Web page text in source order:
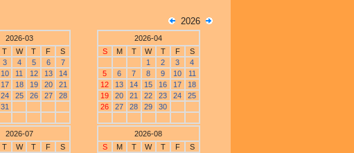
2026
2026-03
T W T F
S
3 4 5 6
7
10 11 12 13
14
17 18 19 20
21
24 25 26 27
28
31
2026-04
S
M T W T F
S
1
2 3
4
5
6 7 8 9 10
11
12
13 14 15 16 17
18
19
20 21 22 23 24
25
26
27 28 29 30
2026-07
T W T F
S
2026-08
S
M T W T F
S